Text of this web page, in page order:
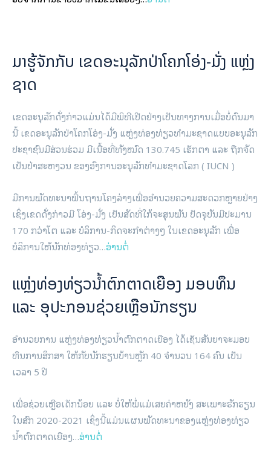
ມາຮູ້ຈັກກັບ ເຂດອະນຸລັກປ່າໂຄກໂອ່ງ-ມັ່ງ ແຫຼ່ງ
ຊາດ
ເຂດອະນຸລັກດັ່ງກ່າວແມ່ນໄດ້ມີພິທີເປີດຢ່າງເປັນທາງການເມື່ອບໍ່ດົນມາ
ນີ້ ເຂດອະນຸລັກປ່າໂຄກໂອ່ງ-ມັ່ງ ແຫຼ່ງທ່ອງທ່ຽວທຳມະຊາດແບບອະນຸລັກ
ປະຊາຊົນມີສ່ວນຮ່ວມ ມີເນື້ອທີ່ທັງໝົດ 130.745 ເຮັກຕາ ແລະ ຖືກຈັດ
ເປັນປ່າສະຫງວນ ຂອງອົງການອະນຸລັກທຳມະຊາດໂລກ ( IUCN )
ມີການພັດທະນາພື້ນຖານໂຄງລ່າງເພື່ອອຳນວຍຄວາມສະດວກຫຼາຍຢ່າງ
ເຊິ່ງເຂດດັ່ງກ່າວມີ ໂອ່ງ-ມັ່ງ ເປັນສັດທີ່ໃກ້ຈະສຸນພັນ ປັດຈຸບັນມີປະມານ
170 ກວ່າໂຕ ແລະ ບໍລິການ-ກິດຈະກຳຕ່າງໆ ໃນເຂດອະນຸລັກ ເພື່ອ
ບໍລິການໃຫ້ນັກທ່ອງທ່ຽວ…ອ່ານຕໍ່
ແຫຼ່ງທ່ອງທ່ຽວນໍ້າຕົກຕາດເຍືອງ ມອບທຶນ
ແລະ ອຸປະກອນຊ່ວຍເຫຼືອນັກຮຽນ
ອຳນວຍການ ແຫຼ່ງທ່ອງທ່ຽວນໍ້າຕົກຕາດເຍືອງ ໄດ້ເຊັນສັນຍາຈະມອບ
ທຶນການສຶກສາ ໃຫ້ກັບນັກຮຽນບ້ານຫຼັກ 40 ຈຳນວນ 164 ຄົນ ເປັນ
ເວລາ 5 ປີ
ເພື່ອຊ່ວຍເຫຼືອເດັກນ້ອຍ ແລະ ບໍ່ໃຫ້ພໍ່ແມ່ເສຍຄ່າຫຍັງ ສະເພາະຮັກຮຽນ
ໃນສົກ 2020-2021 ເຊິ່ງນີ້ແມ່ນແຜນພັດທະນາຂອງແຫຼ່ງທ່ອງທ່ຽວ
ນໍ້າຕົກຕາດເຍືອງ…ອ່ານຕໍ່